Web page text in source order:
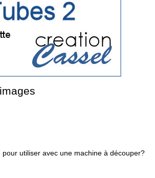
utiliser avec une machine à découper?